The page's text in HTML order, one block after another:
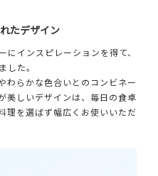
たデザイン
インスピレーションを得て、
した。
わらかな色合いとのコンビネー
美しいデザインは、毎日の食卓
理を選ばず幅広くお使いいただ